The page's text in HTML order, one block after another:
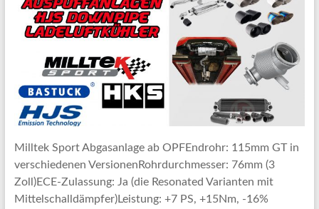
Milltek Sport Abgasanlage ab OPFEndrohr: 115mm GT in
verschiedenen VersionenRohrdurchmesser: 76mm (3
Zoll)ECE-Zulassung: Ja (die Resonated Varianten mit
Mittelschalldämpfer)Leistung: +7 PS, +15Nm, -16%